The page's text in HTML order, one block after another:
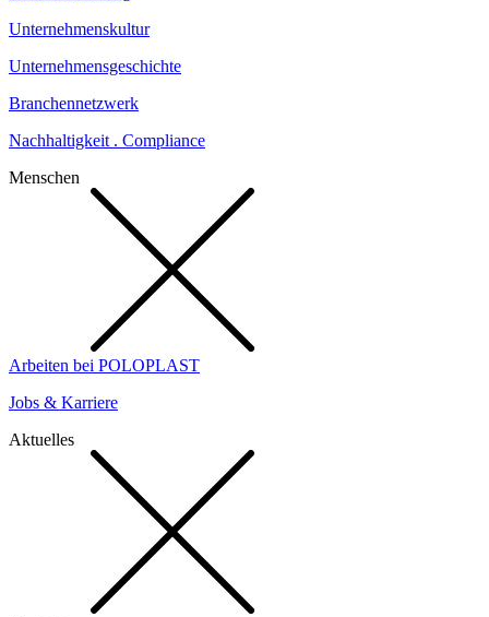
Unternehmenskultur
Unternehmensgeschichte
Branchennetzwerk
Nachhaltigkeit . Compliance
Menschen
Arbeiten bei POLOPLAST
Jobs & Karriere
Aktuelles